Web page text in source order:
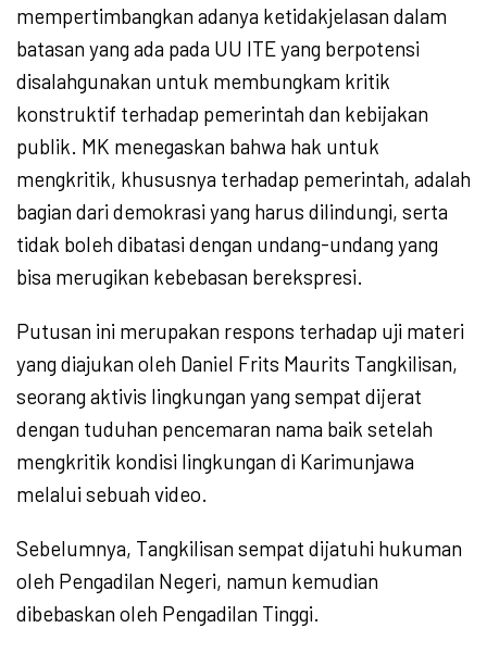
mempertimbangkan adanya ketidakjelasan dalam
batasan yang ada pada UU ITE yang berpotensi
disalahgunakan untuk membungkam kritik
konstruktif terhadap pemerintah dan kebijakan
publik. MK menegaskan bahwa hak untuk
mengkritik, khususnya terhadap pemerintah, adalah
bagian dari demokrasi yang harus dilindungi, serta
tidak boleh dibatasi dengan undang-undang yang
bisa merugikan kebebasan berekspresi.
Putusan ini merupakan respons terhadap uji materi
yang diajukan oleh Daniel Frits Maurits Tangkilisan,
seorang aktivis lingkungan yang sempat dijerat
dengan tuduhan pencemaran nama baik setelah
mengkritik kondisi lingkungan di Karimunjawa
melalui sebuah video.
Sebelumnya, Tangkilisan sempat dijatuhi hukuman
oleh Pengadilan Negeri, namun kemudian
dibebaskan oleh Pengadilan Tinggi.